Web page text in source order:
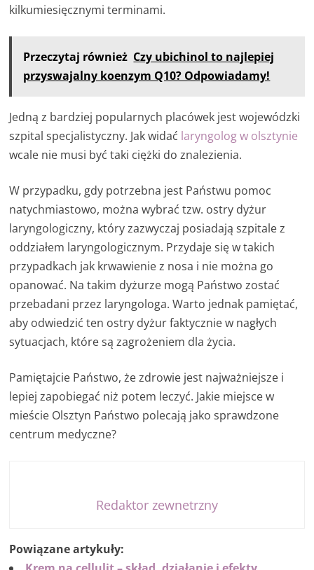
kilkumiesięcznymi terminami.
Przeczytaj również Czy ubichinol to najlepiej
przyswajalny koenzym Q10? Odpowiadamy!
Jedną z bardziej popularnych placówek jest wojewódzki
szpital specjalistyczny. Jak widać laryngolog w olsztynie
wcale nie musi być taki ciężki do znalezienia.
W przypadku, gdy potrzebna jest Państwu pomoc
natychmiastowo, można wybrać tzw. ostry dyżur
laryngologiczny, który zazwyczaj posiadają szpitale z
oddziałem laryngologicznym. Przydaje się w takich
przypadkach jak krwawienie z nosa i nie można go
opanować. Na takim dyżurze mogą Państwo zostać
przebadani przez laryngologa. Warto jednak pamiętać,
aby odwiedzić ten ostry dyżur faktycznie w nagłych
sytuacjach, które są zagrożeniem dla życia.
Pamiętajcie Państwo, że zdrowie jest najważniejsze i
lepiej zapobiegać niż potem leczyć. Jakie miejsce w
mieście Olsztyn Państwo polecają jako sprawdzone
centrum medyczne?
Redaktor zewnetrzny
Powiązane artykuły: